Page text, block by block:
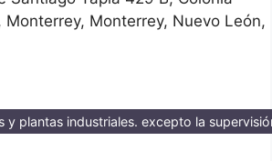
Monterrey Monterrey Nuevo León
y plantas industriales. excepto la